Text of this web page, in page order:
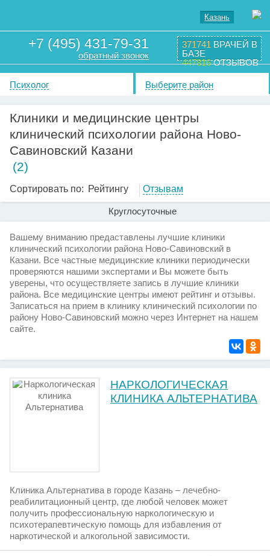
Казань
+7 (495) 431-79-31
обратный звонок
371741 ВРАЧЕЙ В
БАЗЕ
447816ОТЗЫВОВ
Психолог Выберите район
Клиники и медицинские центры
клинический психологии района Ново-
Савиновский Казани
(2)
Сортировать по: Рейтингу Отзывам
Круглосуточные
Вашему вниманию предаставлены лучшие клиники
клинический психологии района Ново-Савиновский в
Казани. Все частные медицинские клиники периодически
проверяются нашими экспертами и Вы можете быть
уверены, что осуществляете запись в лучшие клиники
района. Все медицинские центры имеют рейтинг и отзывы.
Записаться на прием в клинику клинический психологии по
району Ново-Савиновский можно через Интернет на нашем
сайте.
НАРКОЛОГИЧЕСКАЯ
КЛИНИКА АЛЬТЕРНАТИВА
Клиника Альтернатива в городе Казань – лечебно-
реабилитационный центр, где любой человек может
получить профессиональную наркологическую и
психотерапевтическую помощь для избавления от
наркотической и алкогольной зависимости.